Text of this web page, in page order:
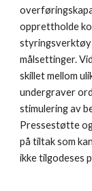
opprettholde
styringsverktøy
målsettinger.
skillet mellom
undergraver
stimulering av
Pressestøtte
på tiltak som
ikke tilgodeses